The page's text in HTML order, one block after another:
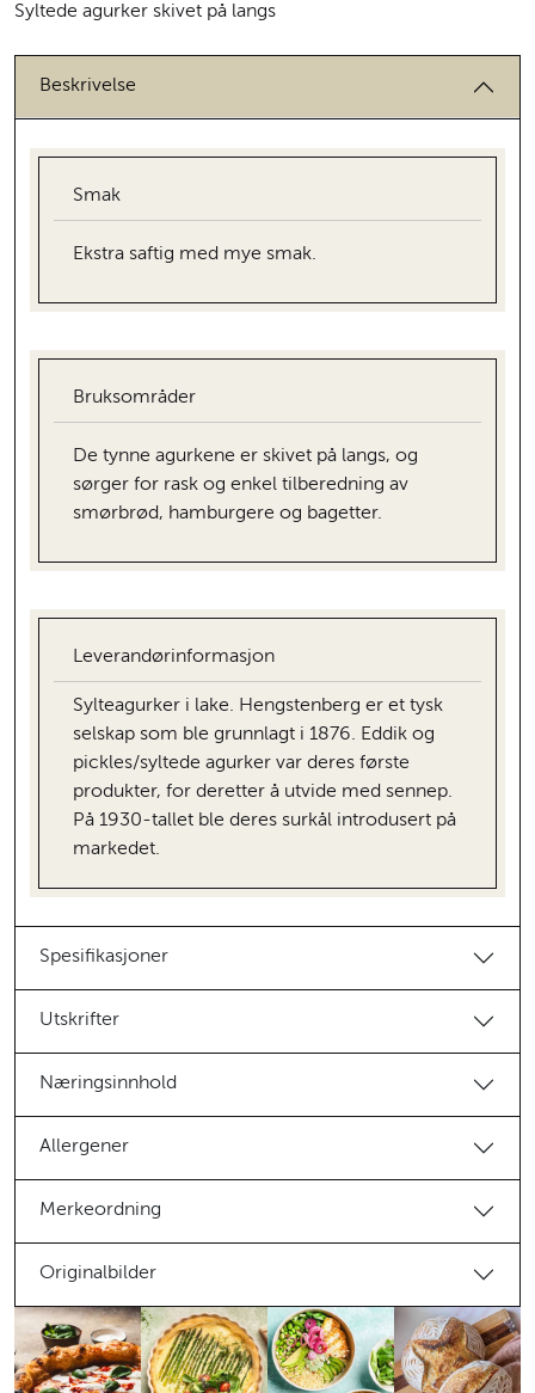
Syltede agurker skivet på langs
Beskrivelse
Smak
Ekstra saftig med mye smak.
Bruksområder
De tynne agurkene er skivet på langs, og
sørger for rask og enkel tilberedning av
smørbrød, hamburgere og bagetter.
Leverandørinformasjon
Sylteagurker i lake. Hengstenberg er et tysk
selskap som ble grunnlagt i 1876. Eddik og
pickles/syltede agurker var deres første
produkter, for deretter å utvide med sennep.
På 1930-tallet ble deres surkål introdusert på
markedet.
Spesifikasjoner
Utskrifter
Næringsinnhold
Allergener
Merkeordning
Originalbilder